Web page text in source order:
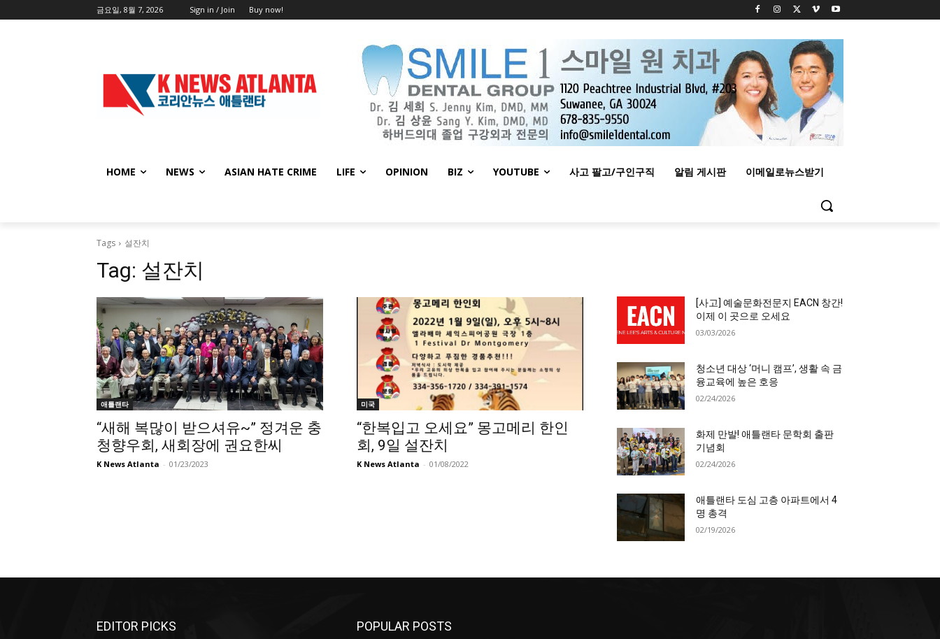
금요일, 8월 7, 2026 Sign in / Join Buy now!
HOME NEWS ASIAN HATE CRIME LIFE OPINION BIZ YOUTUBE 사고 팔고/구인구직 알림 게시판 이메일로뉴스받기
Tags 설잔치
Tag: 설잔치
애틀랜타
“새해 복많이 받으셔유~” 정겨운 충
청향우회, 새회장에 권요한씨
K News Atlanta - 01/23/2023
미국
“한복입고 오세요” 몽고메리 한인
회, 9일 설잔치
K News Atlanta - 01/08/2022
[사고] 예술문화전문지 EACN 창간!
이제 이 곳으로 오세요
03/03/2026
청소년 대상 ‘머니 캠프’, 생활 속 금
융교육에 높은 호응
02/24/2026
화제 만발! 애틀랜타 문학회 출판
기념회
02/24/2026
애틀랜타 도심 고층 아파트에서 4
명 총격
02/19/2026
EDITOR PICKS POPULAR POSTS